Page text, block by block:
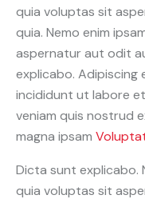
quia voluptas sit
quia. Nemo enim
aspernatur aut odit
explicabo. Adipiscing
incididunt ut labore
veniam quis nostrud
magna ipsam
Dicta sunt explicabo.
quia voluptas sit